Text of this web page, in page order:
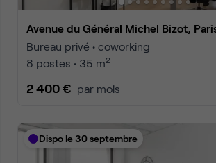
Avenue du Général Michel Bizot,
Bureau privé • coworking
8 postes • 35 m2
2 400 € par mois
Dispo le 30 septembre